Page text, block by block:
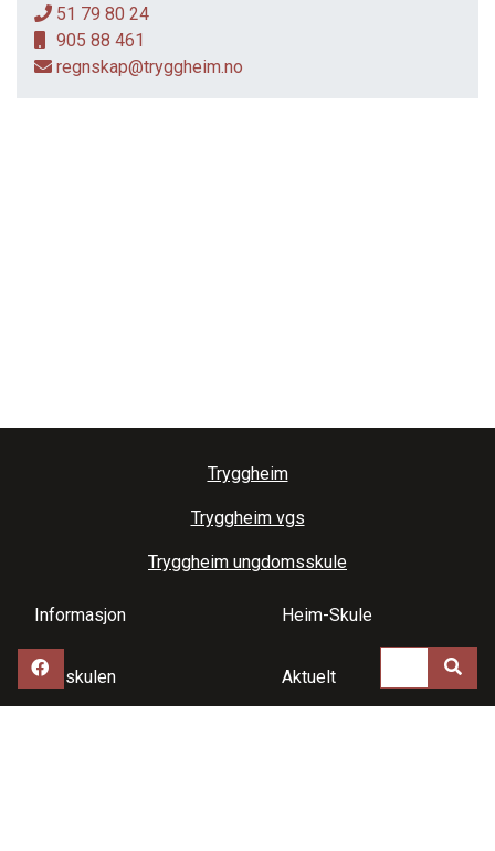
51 79 80 24
905 88 461
regnskap@tryggheim.no
Tryggheim
Tryggheim vgs
Tryggheim ungdomsskule
Informasjon Heim-Skule
Om skulen Aktuelt